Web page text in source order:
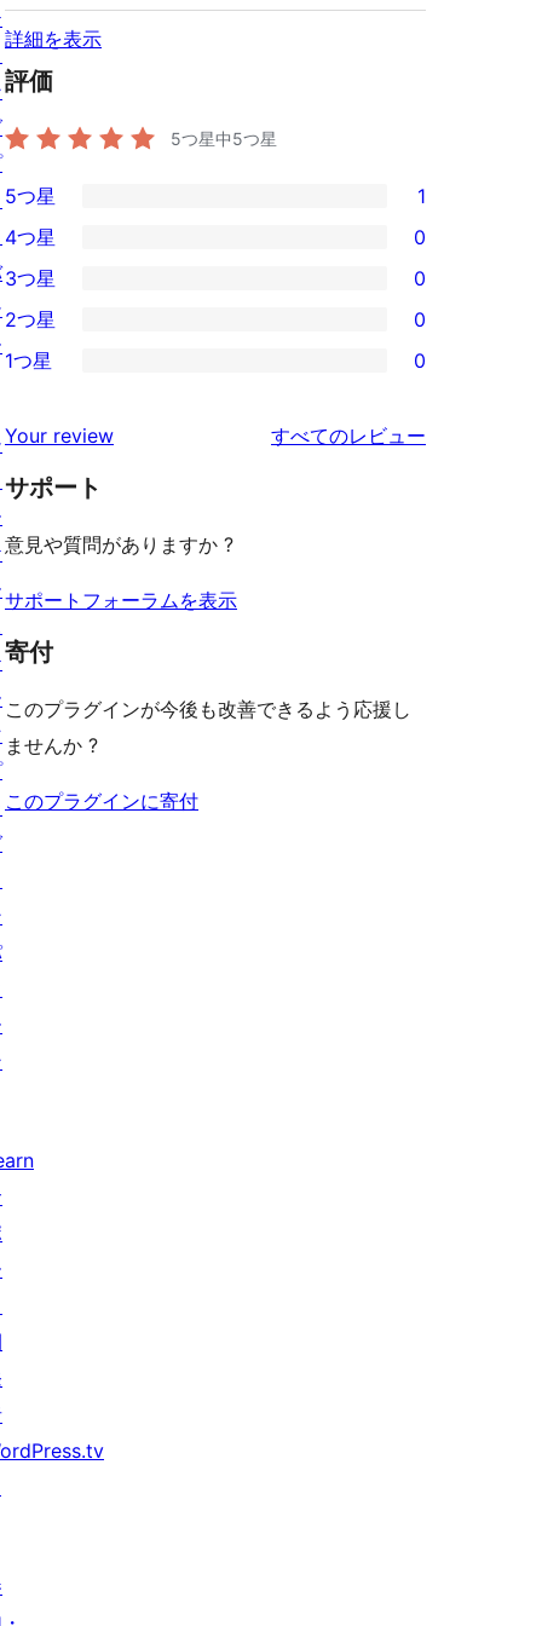
);
詳細を表示
評価
5つ星中5つ星
1
5-
星
レ
ビ
ー
5つ星 1
4-
星
レ
ュ
ー
4つ星 0
0
3-
星
ビ
ュ
3つ星 0
2-
レ
ビ
ー
2つ星 0
星
レ
ュ
ー
1つ星 0
Your review すべてのレビュー
サポート
意見や質問がありますか ?
サポートフォーラムを表示
寄付
このプラグインが今後も改善できるよう応援し
ませんか ?
このプラグインに寄付